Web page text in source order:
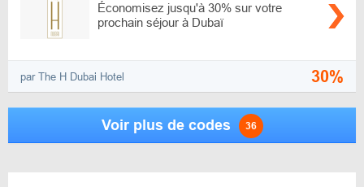
Économisez jusqu'à 30% sur votre
prochain séjour à Dubaï
par The H Dubai Hotel 30%
Voir plus de codes 36